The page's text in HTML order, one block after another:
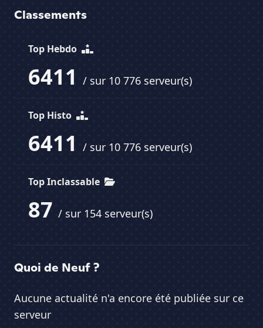
Classements
Top Hebdo
6411 / sur 10 776 serveur(s)
Top Histo
6411 / sur 10 776 serveur(s)
Top Inclassable
87 / sur 154 serveur(s)
Quoi de Neuf ?
Aucune actualité n'a encore été publiée sur ce
serveur